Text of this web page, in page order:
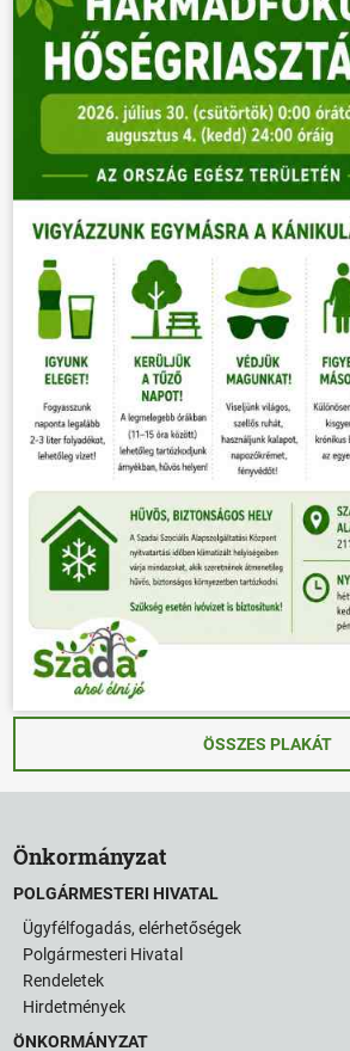
ÖSSZES PLAKÁT
Önkormányzat
POLGÁRMESTERI HIVATAL
Ügyfélfogadás, elérhetőségek
Polgármesteri Hivatal
Rendeletek
Hirdetmények
ÖNKORMÁNYZAT